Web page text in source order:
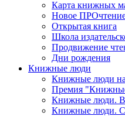
Карта книжных
Новое
Открытая книга
Школа
Продвижение
Дни рождения
Книжные люди
Книжные люди
Премия
Книжные люди.
Книжные люди.